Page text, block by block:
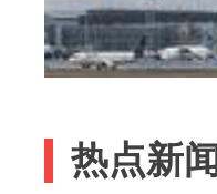
热点新闻